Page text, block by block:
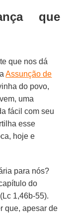
que
que nos dá
Assunção de
do povo,
uma
fácil com seu
esse
hoje e
para nós?
do
(Lc 1,46b-55).
que, apesar de